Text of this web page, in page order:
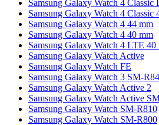
Samsung Galaxy Watch 4 Classic
Samsung Galaxy Watch 4 Classic
Samsung Galaxy Watch 4 44 mm
Samsung Galaxy Watch 4 40 mm
Samsung Galaxy Watch 4 LTE 40
Samsung Galaxy Watch Active
Samsung Galaxy Watch FE
Samsung Galaxy Watch 3 SM-
Samsung Galaxy Watch Active 2
Samsung Galaxy Watch Active
Samsung Galaxy Watch SM-R810
Samsung Galaxy Watch SM-R800